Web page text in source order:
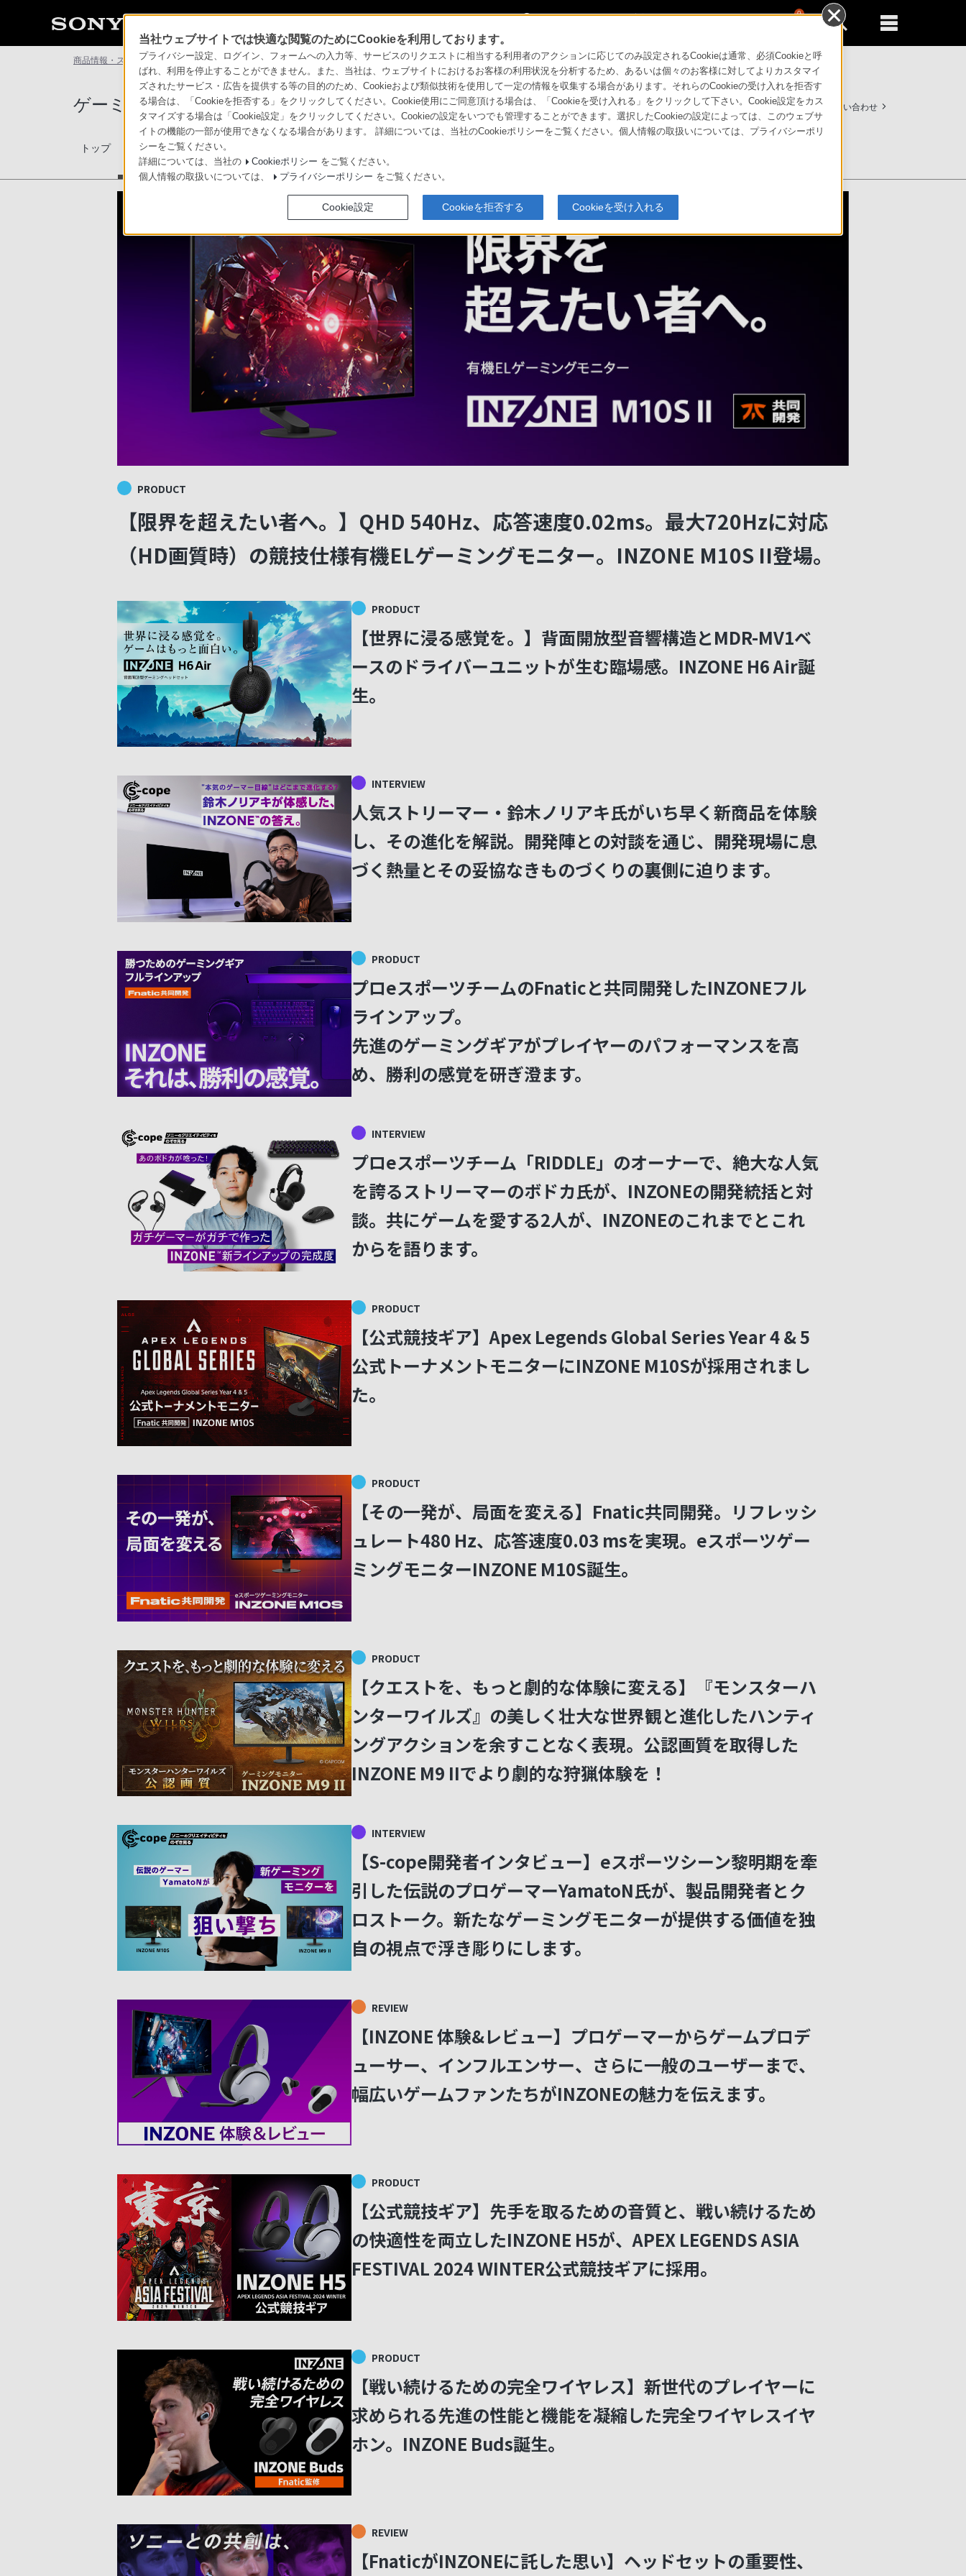
My Sonyに新規登録
0
商品情報・ストア ゲーミングギア INZONE（インゾーン） 新着情報
ゲーミングギア INZONE™（インゾーン） サポート・お問い合わせ
トップ 新着情報
スペシャルコンテン
ツ
PRODUCT
【限界を超えたい者へ。】QHD 540Hz、応答速度0.02ms。最大720Hzに対応
（HD画質時）の競技仕様有機ELゲーミングモニター。INZONE M10S II登場。
PRODUCT
【世界に浸る感覚を。】背面開放型音響構造とMDR-MV1ベ
ースのドライバーユニットが生む臨場感。INZONE H6 Air誕
生。
INTERVIEW
人気ストリーマー・鈴木ノリアキ氏がいち早く新商品を体験
し、その進化を解説。開発陣との対談を通じ、開発現場に息
づく熱量とその妥協なきものづくりの裏側に迫ります。
PRODUCT
プロeスポーツチームのFnaticと共同開発したINZONEフル
ラインアップ。
先進のゲーミングギアがプレイヤーのパフォーマンスを高
め、勝利の感覚を研ぎ澄ます。
INTERVIEW
プロeスポーツチーム「RIDDLE」のオーナーで、絶大な人気
を誇るストリーマーのボドカ氏が、INZONEの開発統括と対
談。共にゲームを愛する2人が、INZONEのこれまでとこれ
からを語ります。
PRODUCT
【公式競技ギア】Apex Legends Global Series Year 4 & 5
公式トーナメントモニターにINZONE M10Sが採用されまし
た。
PRODUCT
【その一発が、局面を変える】Fnatic共同開発。リフレッシ
ュレート480 Hz、応答速度0.03 msを実現。eスポーツゲー
ミングモニターINZONE M10S誕生。
PRODUCT
【クエストを、もっと劇的な体験に変える】『モンスターハ
ンターワイルズ』の美しく壮大な世界観と進化したハンティ
ングアクションを余すことなく表現。公認画質を取得した
INZONE M9 IIでより劇的な狩猟体験を！
INTERVIEW
【S-cope開発者インタビュー】eスポーツシーン黎明期を牽
引した伝説のプロゲーマーYamatoN氏が、製品開発者とク
ロストーク。新たなゲーミングモニターが提供する価値を独
自の視点で浮き彫りにします。
REVIEW
【INZONE 体験&レビュー】プロゲーマーからゲームプロデ
ューサー、インフルエンサー、さらに一般のユーザーまで、
幅広いゲームファンたちがINZONEの魅力を伝えます。
PRODUCT
【公式競技ギア】先手を取るための音質と、戦い続けるため
の快適性を両立したINZONE H5が、APEX LEGENDS ASIA
FESTIVAL 2024 WINTER公式競技ギアに採用。
PRODUCT
【戦い続けるための完全ワイヤレス】新世代のプレイヤーに
求められる先進の性能と機能を凝縮した完全ワイヤレスイヤ
ホン。INZONE Buds誕生。
REVIEW
【FnaticがINZONEに託した思い】ヘッドセットの重要性、
当社ウェブサイトでは快適な閲覧のためにCookieを利用しております。
プライバシー設定、ログイン、フォームへの入力等、サービスのリクエストに相当する利用者のアクションに応じてのみ設定されるCookieは通常、必須Cookieと呼
ばれ、利用を停止することができません。また、当社は、ウェブサイトにおけるお客様の利用状況を分析するため、あるいは個々のお客様に対してよりカスタマイ
ズされたサービス・広告を提供する等の目的のため、Cookieおよび類似技術を使用して一定の情報を収集する場合があります。それらのCookieの受け入れを拒否す
る場合は、「Cookieを拒否する」をクリックしてください。Cookie使用にご同意頂ける場合は、「Cookieを受け入れる」をクリックして下さい。Cookie設定をカス
タマイズする場合は「Cookie設定」をクリックしてください。Cookieの設定をいつでも管理することができます。選択したCookieの設定によっては、このウェブサ
イトの機能の一部が使用できなくなる場合があります。 詳細については、当社のCookieポリシーをご覧ください。個人情報の取扱いについては、プライバシーポリ
シーをご覧ください。
詳細については、当社の
Cookieポリシー をご覧ください。
個人情報の取扱いについては、
プライバシーポリシー をご覧ください。
Cookie設定 Cookieを拒否する Cookieを受け入れる